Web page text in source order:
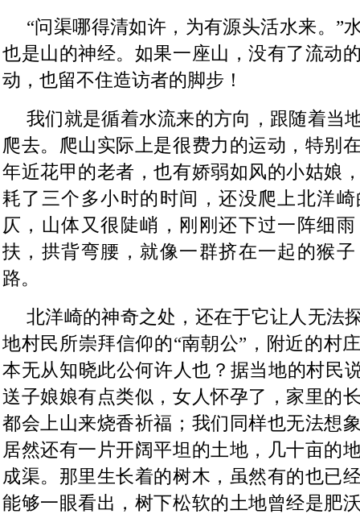
“问渠哪得清如许，为有源头活水来。”
也是山的神经。如果一座山，没有了流动
动，也留不住造访者的脚步！
我们就是循着水流来的方向，跟随着当
爬去。爬山实际上是很费力的运动，特别
年近花甲的老者，也有娇弱如风的小姑娘
耗了三个多小时的时间，还没爬上北洋
仄，山体又很陡峭，刚刚还下过一阵细
扶，拱背弯腰，就像一群挤在一起的猴
路。
北洋崎的神奇之处，还在于它让人无法
地村民所崇拜信仰的“南朝公”，附近的村
本无从知晓此公何许人也？据当地的村民
送子娘娘有点类似，女人怀孕了，家里的
都会上山来烧香祈福；我们同样也无法想
居然还有一片开阔平坦的土地，几十亩的
成渠。那里生长着的树木，虽然有的也已
能够一眼看出，树下松软的土地曾经是肥